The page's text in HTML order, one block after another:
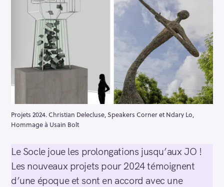
Projets 2024. Christian Delecluse, Speakers Corner et Ndary Lo,
Hommage à Usain Bolt
Le Socle joue les prolongations jusqu’aux JO !
Les nouveaux projets pour 2024 témoignent
d’une époque et sont en accord avec une